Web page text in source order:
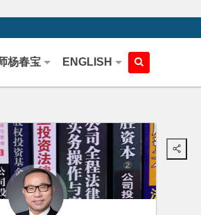
杨春宝 ENGLISH